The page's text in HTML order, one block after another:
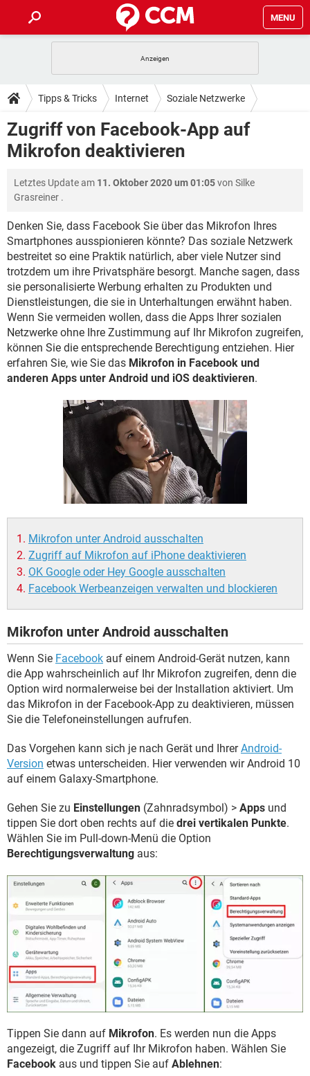
MENU
ANDROID IOS
WINDOWS 10 INSTAGRAM
WHATSAPP TIKTOK
TIPPS & TRICKS
SPIELE
ANDROID IOS
WHATSAPP TIKTOK
DOWNLOADS
SPIELE STREAMING
WINDOWS 10
WHATSAPP TIKTOK
FACEBOOK HARDWARE
FORUM
SPIELE STREAMING
WINDOWS 10 INSTAGRAM
WHATSAPP TIKTOK
HARDWARE
LEXIKON
SPIELE STREAMING
ANDROID IOS
WINDOWS 10 INSTAGRAM
WHATSAPP TIKTOK
FACEBOOK HARDWARE
Tipps & Tricks Internet Soziale Netzwerke
Facebook
Zugriff von Facebook-App auf
Mikrofon deaktivieren
Letztes Update am 11. Oktober 2020 um 01:05von Silke
Grasreiner .
Denken Sie, dass Facebook Sie über das Mikrofon Ihres
Smartphones ausspionieren könnte? Das soziale Netzwerk
bestreitet so eine Praktik natürlich, aber viele Nutzer sind
trotzdem um ihre Privatsphäre besorgt. Manche sagen, dass
sie personalisierte Werbung erhalten zu Produkten und
Dienstleistungen, die sie in Unterhaltungen erwähnt haben.
Wenn Sie vermeiden wollen, dass die Apps Ihrer sozialen
Netzwerke ohne Ihre Zustimmung auf Ihr Mikrofon zugreifen,
können Sie die entsprechende Berechtigung entziehen. Hier
erfahren Sie, wie Sie das Mikrofon in Facebook und
anderen Apps unter Android und iOS deaktivieren.
Mikrofon unter Android ausschalten
Zugriff auf Mikrofon auf iPhone deaktivieren
OK Google oder Hey Google ausschalten
Facebook Werbeanzeigen verwalten und blockieren
Mikrofon unter Android ausschalten
Wenn Sie Facebook auf einem Android-Gerät nutzen, kann
die App wahrscheinlich auf Ihr Mikrofon zugreifen, denn die
Option wird normalerweise bei der Installation aktiviert. Um
das Mikrofon in der Facebook-App zu deaktivieren, müssen
Sie die Telefoneinstellungen aufrufen.
Das Vorgehen kann sich je nach Gerät und IhrerAndroid-
Version etwas unterscheiden. Hier verwenden wir Android 10
auf einem Galaxy-Smartphone.
Gehen Sie zu Einstellungen (Zahnradsymbol) > Apps und
tippen Sie dort oben rechts auf die drei vertikalen Punkte.
Wählen Sie im Pull-down-Menü die Option
Berechtigungsverwaltung aus:
Tippen Sie dann auf Mikrofon. Es werden nun die Apps
angezeigt, die Zugriff auf Ihr Mikrofon haben. Wählen Sie
Facebook aus und tippen Sie auf Ablehnen: